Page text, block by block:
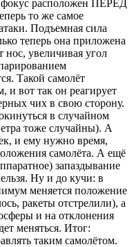
расположен ПЕРЕД
то же самое
Подъемная сила
теперь она приложена
нос, увеличивая угол
Такой самолёт
и вот так он реагирует
чих в свою сторону.
в случайном
тоже случайны). А
и ему нужно время,
самолёта. А ещё
запаздывание
Ну и до кучи: в
меняется положение
ракеты отстрелили), а
и на отклонения
меняться. Итог:
таким самолётом.